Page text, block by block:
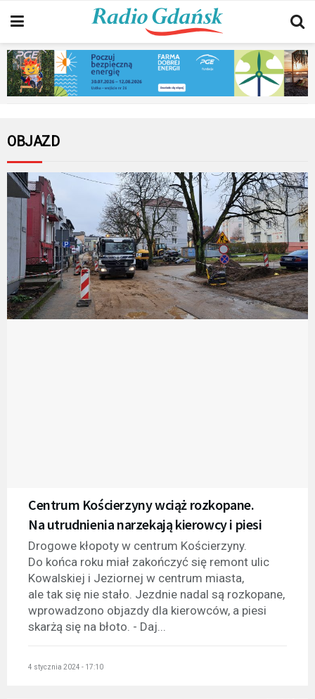
OBJAZD
Centrum Kościerzyny wciąż rozkopane.
Na utrudnienia narzekają kierowcy i piesi
Drogowe kłopoty w centrum Kościerzyny.
Do końca roku miał zakończyć się remont ulic
Kowalskiej i Jeziornej w centrum miasta,
ale tak się nie stało. Jezdnie nadal są rozkopane,
wprowadzono objazdy dla kierowców, a piesi
skarżą się na błoto. - Daj...
4 stycznia 2024 - 17:10